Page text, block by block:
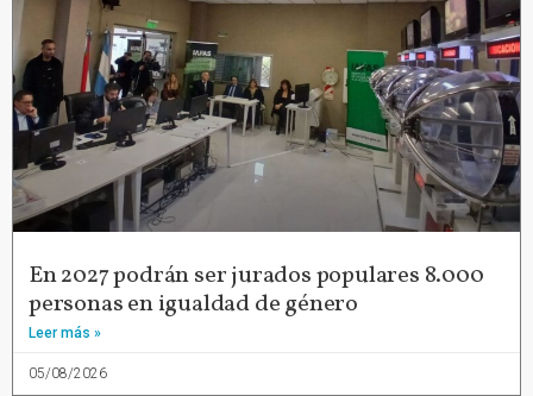
En 2027 podrán ser jurados populares 8.000
personas en igualdad de género
Leer más »
05/08/2026